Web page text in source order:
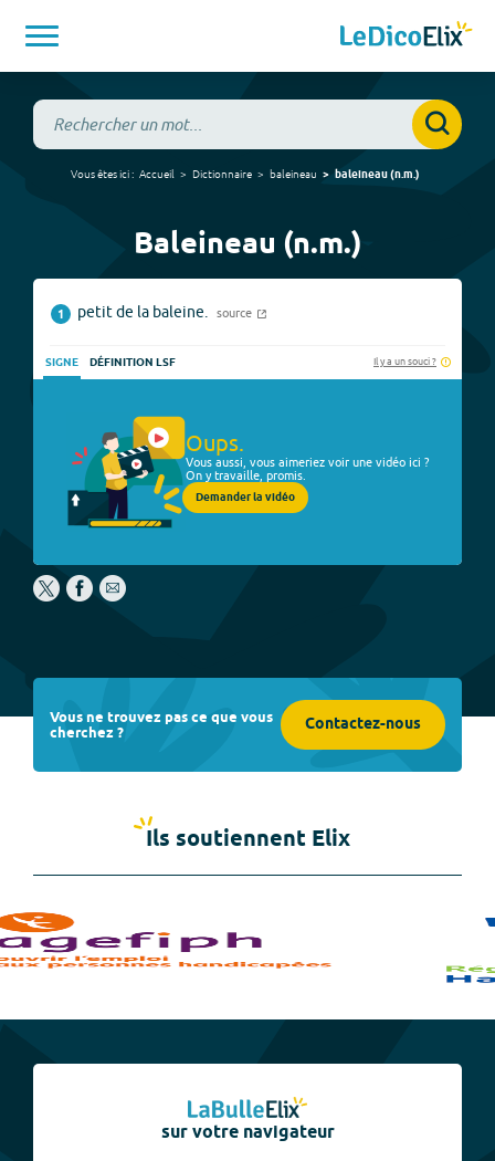
Vous êtes ici : Accueil Dictionnaire baleineau baleineau(n.m.)
Baleineau (n.m.)
1 petit de la baleine. source
SIGNE DÉFINITION LSF Il y a un souci ?
Oups.
Vous aussi, vous aimeriez voir une vidéo ici ?
On y travaille, promis.
Demander la vidéo
Vous ne trouvez pas ce que vous
cherchez ? Contactez-nous
Ils soutiennent Elix
sur votre navigateur